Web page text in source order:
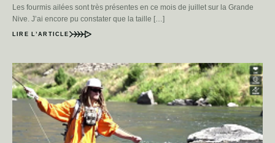
Les fourmis ailées sont très présentes en ce mois de juillet sur la Grande
Nive. J’ai encore pu constater que la taille […]
LIRE L’ARTICLE